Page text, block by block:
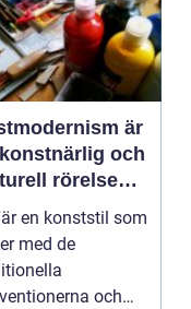
är
och
rörelse
började ta
under 1960-
och fortsatte
i
en konststil som
med de
och